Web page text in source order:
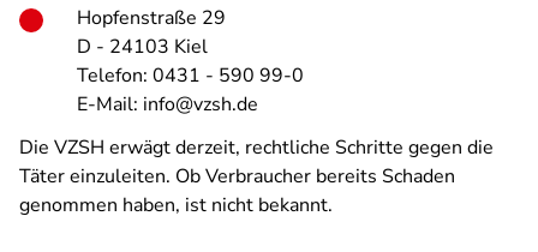
Hopfenstraße 29
D - 24103 Kiel
Telefon: 0431 - 590 99-0
E-Mail: info@vzsh.de
Die VZSH erwägt derzeit, rechtliche Schritte gegen die
Täter einzuleiten. Ob Verbraucher bereits Schaden
genommen haben, ist nicht bekannt.